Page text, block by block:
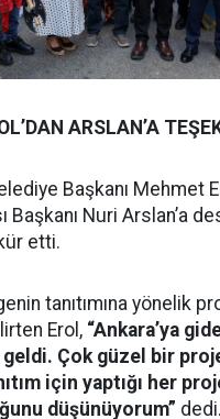
ARSLAN’A
Başkanı Mehmet
Başkanı Nuri Arslan’a
etti.
tanıtımına yönelik
Erol, “Ankara’ya
geldi. Çok güzel bir
için yaptığı her
düşünüyorum” dedi.